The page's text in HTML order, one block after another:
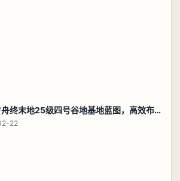
明日方舟终末地25级四号谷地基地蓝图，高效布局规划
22